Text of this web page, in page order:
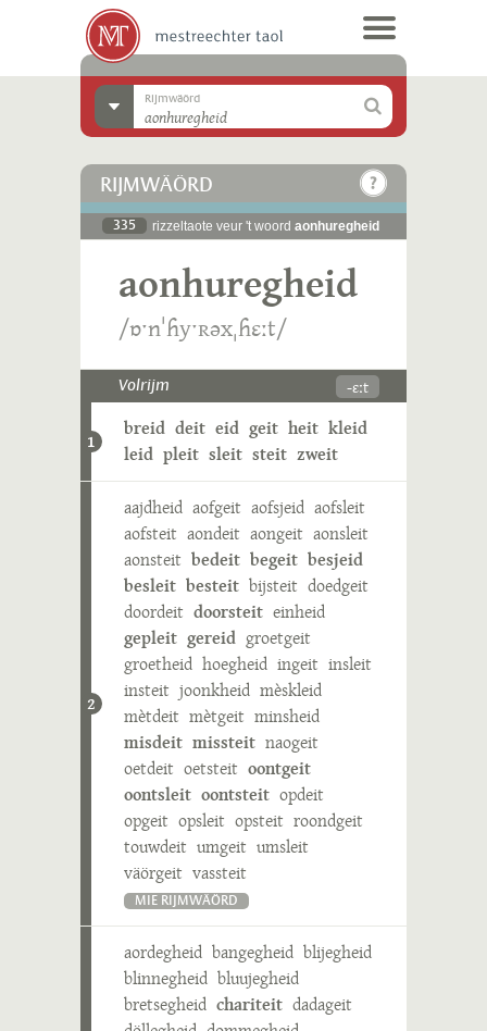
Rijmwäörd
RIJMWÄÖRD
335 rizzeltaote veur 't woord aonhuregheid
aonhuregheid
/ɒˑnˈɦyˑʀəxˌɦɛːt/
Volrijm -ɛːt
1
breid deit eid geit heit kleid
leid pleit sleit steit zweit
2
aajdheid aofgeit aofsjeid aofsleit
aofsteit aondeit aongeit aonsleit
aonsteit bedeit begeit besjeid
besleit besteit bijsteit doedgeit
doordeit doorsteit einheid
gepleit gereid groetgeit
groetheid hoegheid ingeit insleit
insteit joonkheid mèskleid
mètdeit mètgeit minsheid
misdeit missteit naogeit
oetdeit oetsteit oontgeit
oontsleit oontsteit opdeit
opgeit opsleit opsteit roondgeit
touwdeit umgeit umsleit
väörgeit vassteit
MIE RIJMWÄÖRD
aordegheid bangegheid blijegheid
blinnegheid bluujegheid
bretsegheid chariteit dadageit